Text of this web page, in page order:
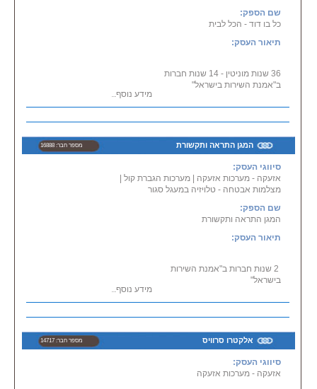
שם הספק:
כל בו דוד - הכל לבית
תיאור העסק:
36 שנות מוניטין - 14 שנות חברות
ב"אמנת השירות בישראל"
כל בו דוד - הכל לבית הינו עסק
לבית.
תחומי התמחות - מכירת, שיווק,
אספקת חומרי בנין:
הספקה טכנית - מכירת כלי עבודה -
מוצרי פירזול- ציוד או
מכשירי חשמל - שכפולי מפתחות -
החלפת, התקנת מנעולי
רב בריח - כלי בית - ציוד למחשבים -
»»»»»» שכפול מפתחות + שלטים
לרכב
מידע נוסף...
המגן התראה ותקשורת מספר חבר: 16888
סיווגי העסק:
אזעקה - מערכות אזעקה
מערכות הגברת קול|
מצלמות אבטחה - טלויזיה במעגל סגור
שם הספק:
המגן התראה ותקשורת
תיאור העסק:
2 שנות חברות ב"אמנת השירות
בישראל"
- מערכות אזעקה
- מערכות אינטרקום ובקרה
- תקשורת מחשבים
- מערכת קולנוע ביתי
מידע נוסף...
אלקטרו סרוויס מספר חבר: 14717
סיווגי העסק:
אזעקה - מערכות אזעקה